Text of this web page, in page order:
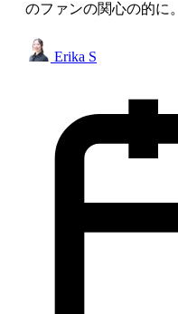
のファンの関心の的に
Erika S